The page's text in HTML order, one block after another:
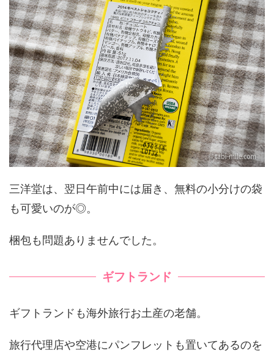
三洋堂は、翌日午前中には届き、無料の小分けの袋
も可愛いのが◎。
梱包も問題ありませんでした。
ギフトランド
ギフトランドも海外旅行お土産の老舗。
旅行代理店や空港にパンフレットも置いてあるのを